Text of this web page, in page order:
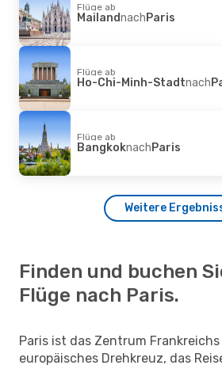
Flüge ab
MailandnachParis
Flüge ab
Ho-Chi-Minh-Stadtnach
Flüge ab
BangkoknachParis
Weitere
Finden und buchen
Flüge nach Paris.
Paris ist das Zentrum
europäisches Drehkreuz, das